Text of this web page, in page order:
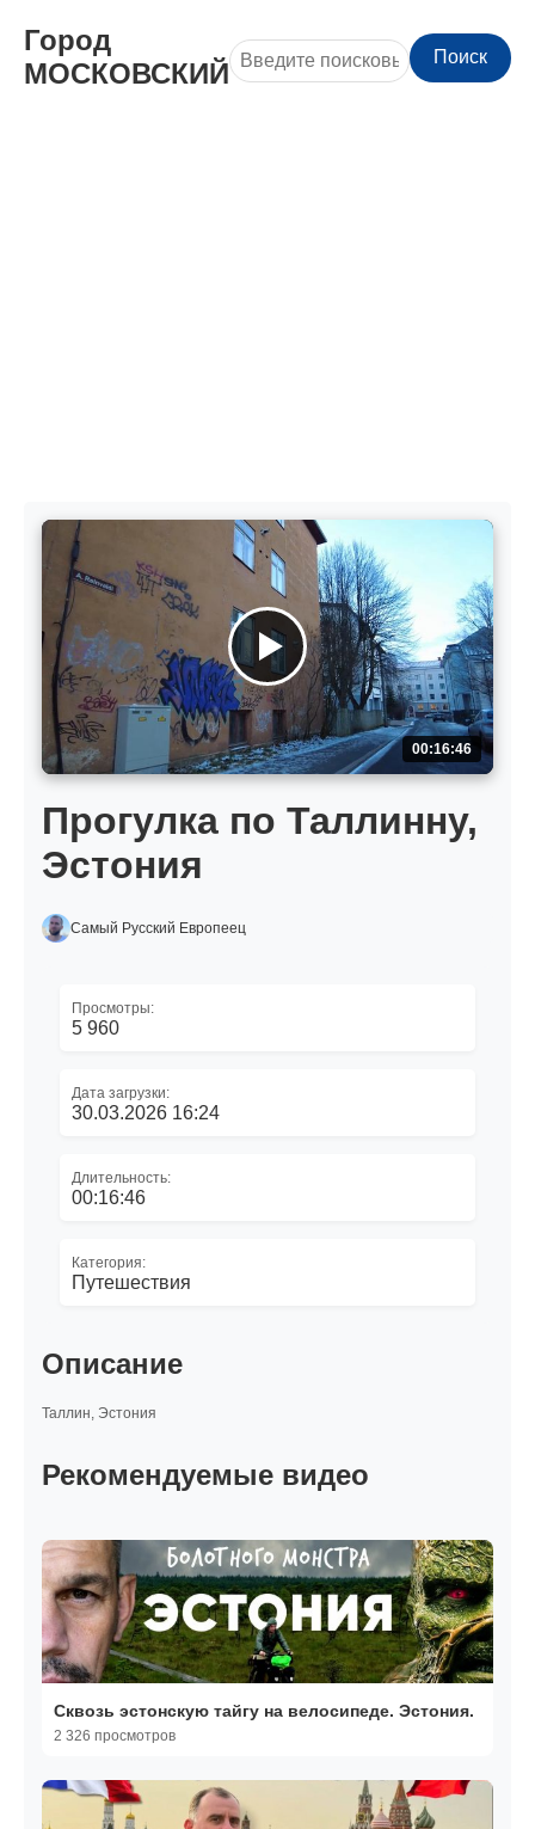
Город
МОСКОВСКИЙ
Поиск
00:16:46
Прогулка по Таллинну,
Эстония
Самый Русский Европеец
Просмотры:
5 960
Дата загрузки:
30.03.2026 16:24
Длительность:
00:16:46
Категория:
Путешествия
Описание
Таллин, Эстония
Рекомендуемые видео
Сквозь эстонскую тайгу на велосипеде. Эстония.
2 326 просмотров